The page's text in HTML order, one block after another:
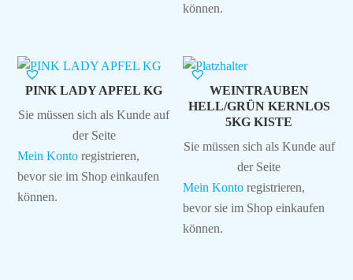
können.
PINK LADY APFEL KG
Sie müssen sich als Kunde auf
der Seite
Mein Konto registrieren,
bevor sie im Shop einkaufen
können.
WEINTRAUBEN
HELL/GRÜN KERNLOS
5KG KISTE
Sie müssen sich als Kunde auf
der Seite
Mein Konto registrieren,
bevor sie im Shop einkaufen
können.